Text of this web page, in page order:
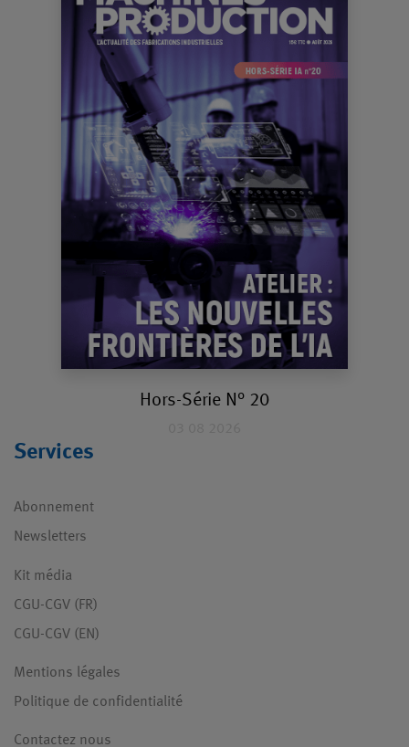
Hors-Série N° 20
Services
Abonnement
Newsletters
Kit média
CGU-CGV (FR)
CGU-CGV (EN)
Mentions légales
Politique de confidentialité
Contactez nous